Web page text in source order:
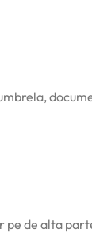
de alta